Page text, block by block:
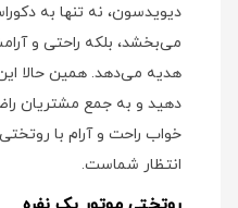
دیویدسون، نه تنها به
می‌بخشد، بلکه راحتی و
هدیه می‌دهد. همین حالا
دهید و به جمع مشتریان
خواب راحت و آرام با
انتظار شماست.